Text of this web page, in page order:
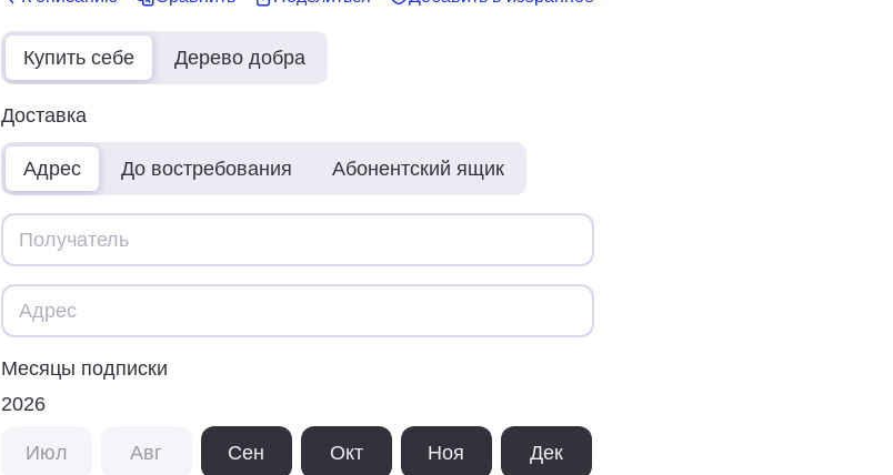
Купить себе Дерево добра
Доставка
Адрес До востребования Абонентский ящик
Месяцы подписки
2026
Июл Авг Сен Окт Ноя Дек